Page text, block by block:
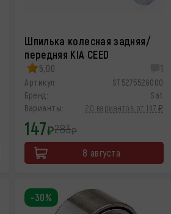
Шпилька колесная задняя/
передняя KIA CEED
5,00 1
Артикул:
ST527552G000
Бренд:
Sat
Варианты:
20 вариантов от 147 ₽
147₽283₽
8 августа
-30%